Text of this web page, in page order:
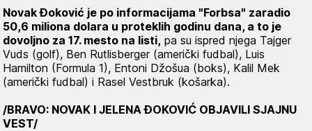
Novak Đoković je po informacijama "Forbsa" zaradio
50,6 miliona dolara u proteklih godinu dana, a to je
dovoljno za 17. mesto na listi, pa su ispred njega Tajger
Vuds (golf), Ben Rutlisberger (američki fudbal), Luis
Hamilton (Formula 1), Entoni Džošua (boks), Kalil Mek
(američki fudbal) i Rasel Vestbruk (košarka).
/BRAVO: NOVAK I JELENA ĐOKOVIĆ OBJAVILI SJAJNU
VEST/